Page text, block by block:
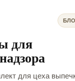
для
для цеха